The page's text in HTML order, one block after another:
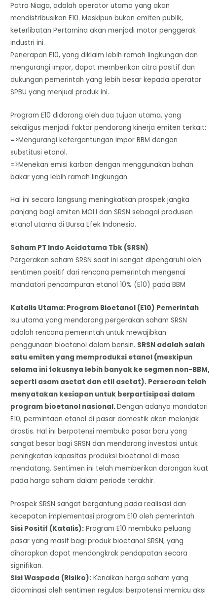
Patra Niaga, adalah operator utama yang akan
mendistribusikan E10. Meskipun bukan emiten publik,
keterlibatan Pertamina akan menjadi motor penggerak
industri ini.
Penerapan E10, yang diklaim lebih ramah lingkungan dan
mengurangi impor, dapat memberikan citra positif dan
dukungan pemerintah yang lebih besar kepada operator
SPBU yang menjual produk ini.
​Program E10 didorong oleh dua tujuan utama, yang
sekaligus menjadi faktor pendorong kinerja emiten terkait:
=>Mengurangi ketergantungan impor BBM dengan
substitusi etanol.
=>Menekan emisi karbon dengan menggunakan bahan
bakar yang lebih ramah lingkungan.
​Hal ini secara langsung meningkatkan prospek jangka
panjang bagi emiten MOLI dan SRSN sebagai produsen
etanol utama di Bursa Efek Indonesia.
Saham PT Indo Acidatama Tbk (SRSN)
​Pergerakan saham SRSN saat ini sangat dipengaruhi oleh
sentimen positif dari rencana pemerintah mengenai
mandatori pencampuran etanol 10% (E10) pada BBM
Katalis Utama: Program Bioetanol (E10) Pemerintah
​Isu utama yang mendorong pergerakan saham SRSN
adalah rencana pemerintah untuk mewajibkan
penggunaan bioetanol dalam bensin. SRSN adalah salah
satu emiten yang memproduksi etanol (meskipun
selama ini fokusnya lebih banyak ke segmen non-BBM,
seperti asam asetat dan etil asetat). Perseroan telah
menyatakan kesiapan untuk berpartisipasi dalam
program bioetanol nasional.Dengan adanya mandatori
E10, permintaan etanol di pasar domestik akan melonjak
drastis. Hal ini berpotensi membuka pasar baru yang
sangat besar bagi SRSN dan mendorong investasi untuk
peningkatan kapasitas produksi bioetanol di masa
mendatang. Sentimen ini telah memberikan dorongan kuat
pada harga saham dalam periode terakhir.
Prospek SRSN sangat bergantung pada realisasi dan
kecepatan implementasi program E10 oleh pemerintah.
​Sisi Positif (Katalis): Program E10 membuka peluang
pasar yang masif bagi produk bioetanol SRSN, yang
diharapkan dapat mendongkrak pendapatan secara
signifikan.
​Sisi Waspada (Risiko): Kenaikan harga saham yang
didominasi oleh sentimen regulasi berpotensi memicu aksi